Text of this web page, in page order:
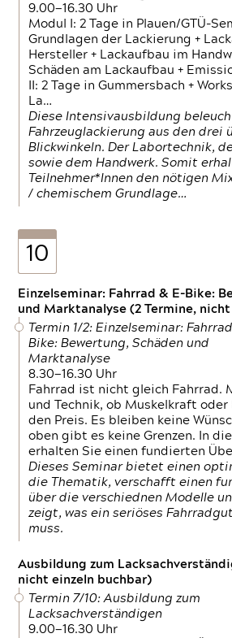
9.00—16.30 Uhr
Modul I: 2 Tage in Plauen/GTÜ-
Grundlagen der Lackierung +
Hersteller + Lackaufbau im
Schäden am Lackaufbau +
II: 2 Tage in Gummersbach +
La…
Diese Intensivausbildung
Fahrzeuglackierung aus den drei
Blickwinkeln. Der Labortechnik,
sowie dem Handwerk. Somit
Teilnehmer*Innen den nötigen
/ chemischem Grundlage…
10
Einzelseminar: Fahrrad & E-Bike:
und Marktanalyse (2 Termine,
Termin 1/2: Einzelseminar:
Bike: Bewertung, Schäden und
Marktanalyse
8.30—16.30 Uhr
Fahrrad ist nicht gleich Fahrrad.
und Technik, ob Muskelkraft
den Preis. Es bleiben keine
oben gibt es keine Grenzen. In
erhalten Sie einen fundierten
Dieses Seminar bietet einen
die Thematik, verschafft einen
über die verschiednen Modelle
zeigt, was ein seriöses
muss.
Ausbildung zum
nicht einzeln buchbar)
Termin 7/10: Ausbildung zum
Lacksachverständigen
9.00—16.30 Uhr